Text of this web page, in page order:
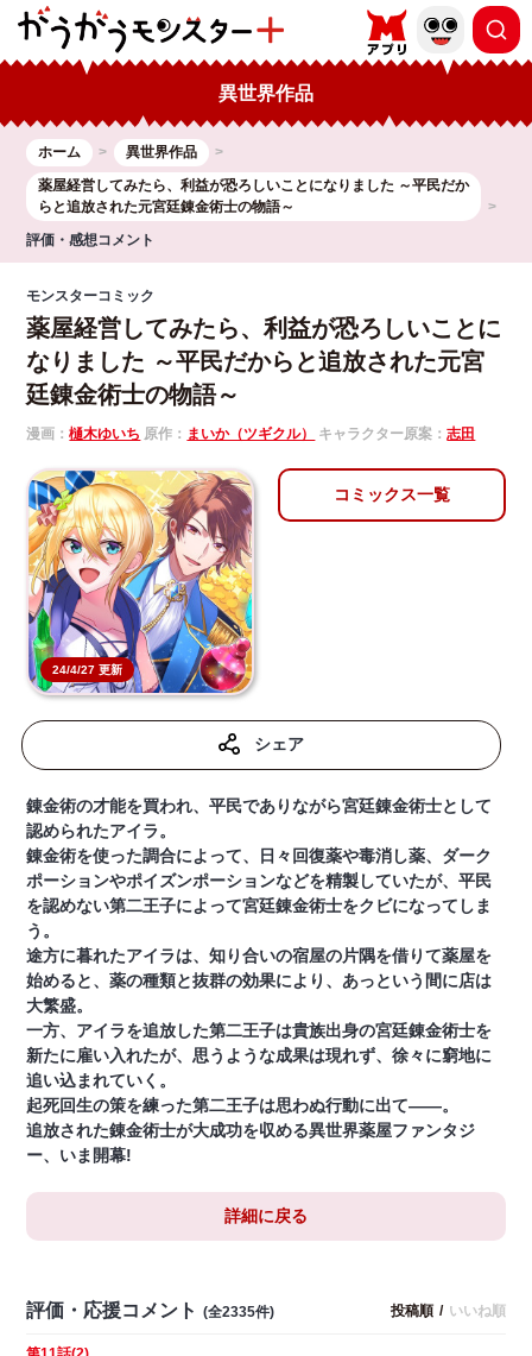
異世界作品
ホーム
異世界作品
薬屋経営してみたら、利益が恐ろしいことになりました ～平民だか
らと追放された元宮廷錬金術士の物語～
評価・感想コメント
モンスターコミック
薬屋経営してみたら、利益が恐ろしいことに
なりました ～平民だからと追放された元宮
廷錬金術士の物語～
漫画：樋木ゆいち 原作： まいか（ツギクル） キャラクター原案：志田
24/4/27 更新
コミックス一覧
シェア
錬金術の才能を買われ、平民でありながら宮廷錬金術士として
認められたアイラ。
錬金術を使った調合によって、日々回復薬や毒消し薬、ダーク
ポーションやポイズンポーションなどを精製していたが、平民
を認めない第二王子によって宮廷錬金術士をクビになってしま
う。
途方に暮れたアイラは、知り合いの宿屋の片隅を借りて薬屋を
始めると、薬の種類と抜群の効果により、あっという間に店は
大繁盛。
一方、アイラを追放した第二王子は貴族出身の宮廷錬金術士を
新たに雇い入れたが、思うような成果は現れず、徐々に窮地に
追い込まれていく。
起死回生の策を練った第二王子は思わぬ行動に出て――。
追放された錬金術士が大成功を収める異世界薬屋ファンタジ
ー、いま開幕!
詳細に戻る
評価・応援コメント (全2335件) 投稿順 / いいね順